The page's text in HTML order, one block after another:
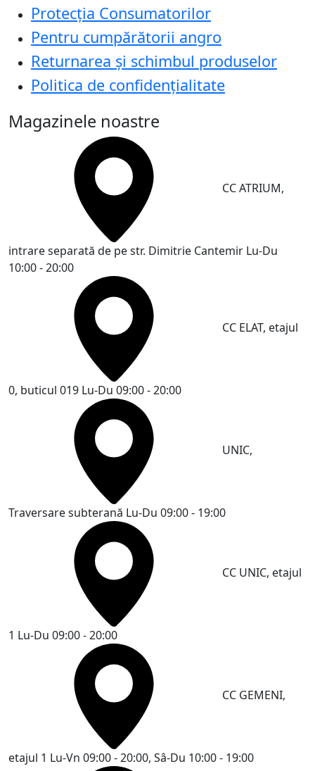
Protecţia Consumatorilor
Pentru cumpărătorii angro
Returnarea și schimbul produselor
Politica de confidențialitate
Magazinele noastre
CC ATRIUM,
intrare separată de pe str. Dimitrie Cantemir Lu-Du
10:00 - 20:00
CC ELAT, etajul
0, buticul 019 Lu-Du 09:00 - 20:00
UNIC,
Traversare subterană Lu-Du 09:00 - 19:00
CC UNIC, etajul
1 Lu-Du 09:00 - 20:00
CC GEMENI,
etajul 1 Lu-Vn 09:00 - 20:00, Sâ-Du 10:00 - 19:00